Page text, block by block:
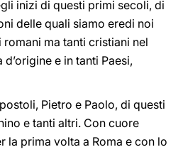
inizi di questi primi secoli, di
delle quali siamo eredi noi
ma tanti cristiani nel
e in tanti Paesi,
Pietro e Paolo, di questi
e tanti altri. Con cuore
la prima volta a Roma e con lo